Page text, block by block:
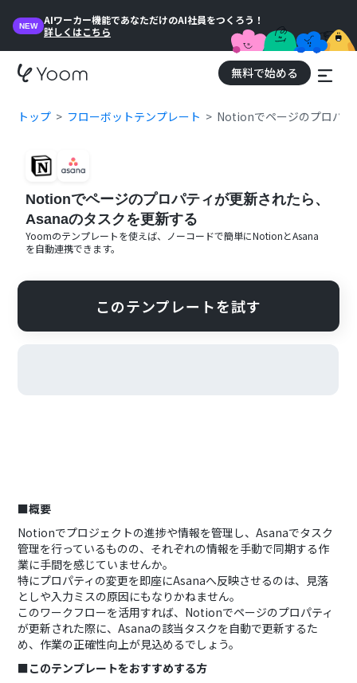
NEW
AIワーカー機能であなただけのAI社員をつくろう！
詳しくはこちら
無料で始める
トップ フローボットテンプレート Notionでページのプロパ
Notionでページのプロパティが更新されたら、
Asanaのタスクを更新する
Yoomのテンプレートを使えば、ノーコードで簡単にNotionとAsana
を自動連携できます。
このテンプレートを試す
■概要
Notionでプロジェクトの進捗や情報を管理し、Asanaでタスク
管理を行っているものの、それぞれの情報を手動で同期する作
業に手間を感じていませんか。
特にプロパティの変更を即座にAsanaへ反映させるのは、見落
としや入力ミスの原因にもなりかねません。
このワークフローを活用すれば、Notionでページのプロパティ
が更新された際に、Asanaの該当タスクを自動で更新するた
め、作業の正確性向上が見込めるでしょう。
■このテンプレートをおすすめする方